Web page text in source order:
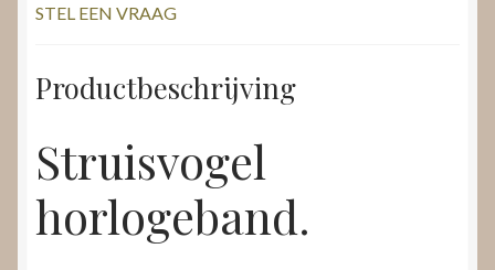
STEL EEN VRAAG
Productbeschrijving
Struisvogel
horlogeband.